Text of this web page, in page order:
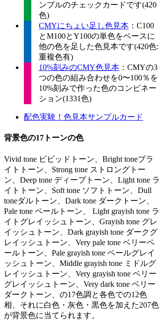
ンプルのチェックカードです(420
色)
CMYにちょい足し色見本 ：C100
とM100とY100の単色をベースに
他の色を足した色見本です(420色:
重複色有)
10%刻みのCMY色見本 ：CMYの3
つの色の組み合わせを0〜100％を
10%刻みで作った色のコンビネー
ション(1331色)
配色実験！色見本サンプルカード
背景色の17トーンの色
Vivid tone ビビッドトーン、Bright toneブラ
イトトーン、Strong tone ストロングトー
ン、Deep tone ディープトーン、Light tone ラ
イトトーン、Soft tone ソフトトーン、Dull
toneダルトーン、Dark tone ダークトーン、
Pale tone ペールトーン、 Light grayish tone ラ
イトグレイッシュトーン、Grayish tone グレ
イッシュトーン、Dark grayish tone ダークグ
レイッシュトーン、Very pale tone ベリーペ
ールトーン、Pale grayish tone ペールグレイ
ッシュトーン、Middle grayish tone ミドルグ
レイッシュトーン、Very grayish tone ベリー
グレイッシュトーン、Very dark tone ベリー
ダークトーン、の17色調と各色での12色
相、それに白色・灰色・黒色を加えた207色
が背景色に当てられます。